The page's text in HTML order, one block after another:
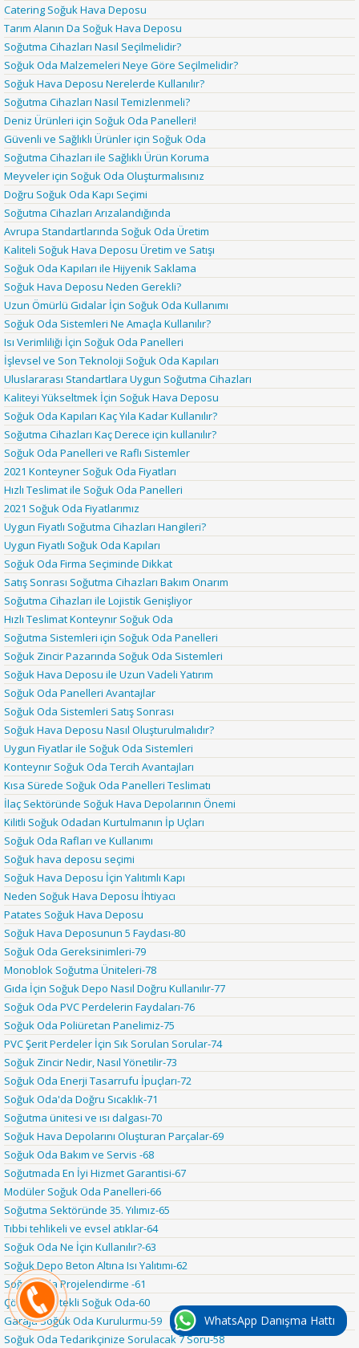
Catering Soğuk Hava Deposu
Tarım Alanın Da Soğuk Hava Deposu
Soğutma Cihazları Nasıl Seçilmelidir?
Soğuk Oda Malzemeleri Neye Göre Seçilmelidir?
Soğuk Hava Deposu Nerelerde Kullanılır?
Soğutma Cihazları Nasıl Temizlenmeli?
Deniz Ürünleri için Soğuk Oda Panelleri!
Güvenli ve Sağlıklı Ürünler için Soğuk Oda
Soğutma Cihazları ile Sağlıklı Ürün Koruma
Meyveler için Soğuk Oda Oluşturmalısınız
Doğru Soğuk Oda Kapı Seçimi
Soğutma Cihazları Arızalandığında
Avrupa Standartlarında Soğuk Oda Üretim
Kaliteli Soğuk Hava Deposu Üretim ve Satışı
Soğuk Oda Kapıları ile Hijyenik Saklama
Soğuk Hava Deposu Neden Gerekli?
Uzun Ömürlü Gıdalar İçin Soğuk Oda Kullanımı
Soğuk Oda Sistemleri Ne Amaçla Kullanılır?
Isı Verimliliği İçin Soğuk Oda Panelleri
İşlevsel ve Son Teknoloji Soğuk Oda Kapıları
Uluslararası Standartlara Uygun Soğutma Cihazları
Kaliteyi Yükseltmek İçin Soğuk Hava Deposu
Soğuk Oda Kapıları Kaç Yıla Kadar Kullanılır?
Soğutma Cihazları Kaç Derece için kullanılır?
Soğuk Oda Panelleri ve Raflı Sistemler
2021 Konteyner Soğuk Oda Fiyatları
Hızlı Teslimat ile Soğuk Oda Panelleri
2021 Soğuk Oda Fiyatlarımız
Uygun Fiyatlı Soğutma Cihazları Hangileri?
Uygun Fiyatlı Soğuk Oda Kapıları
Soğuk Oda Firma Seçiminde Dikkat
Satış Sonrası Soğutma Cihazları Bakım Onarım
Soğutma Cihazları ile Lojistik Genişliyor
Hızlı Teslimat Konteynır Soğuk Oda
Soğutma Sistemleri için Soğuk Oda Panelleri
Soğuk Zincir Pazarında Soğuk Oda Sistemleri
Soğuk Hava Deposu ile Uzun Vadeli Yatırım
Soğuk Oda Panelleri Avantajlar
Soğuk Oda Sistemleri Satış Sonrası
Soğuk Hava Deposu Nasıl Oluşturulmalıdır?
Uygun Fiyatlar ile Soğuk Oda Sistemleri
Konteynır Soğuk Oda Tercih Avantajları
Kısa Sürede Soğuk Oda Panelleri Teslimatı
İlaç Sektöründe Soğuk Hava Depolarının Önemi
Kilitli Soğuk Odadan Kurtulmanın İp Uçları
Soğuk Oda Rafları ve Kullanımı
Soğuk hava deposu seçimi
Soğuk Hava Deposu İçin Yalıtımlı Kapı
Neden Soğuk Hava Deposu İhtiyacı
Patates Soğuk Hava Deposu
Soğuk Hava Deposunun 5 Faydası-80
Soğuk Oda Gereksinimleri-79
Monoblok Soğutma Üniteleri-78
Gıda İçin Soğuk Depo Nasıl Doğru Kullanılır-77
Soğuk Oda PVC Perdelerin Faydaları-76
Soğuk Oda Poliüretan Panelimiz-75
PVC Şerit Perdeler İçin Sık Sorulan Sorular-74
Soğuk Zincir Nedir, Nasıl Yönetilir-73
Soğuk Oda Enerji Tasarrufu İpuçları-72
Soğuk Oda'da Doğru Sıcaklık-71
Soğutma ünitesi ve ısı dalgası-70
Soğuk Hava Depolarını Oluşturan Parçalar-69
Soğuk Oda Bakım ve Servis -68
Soğutmada En İyi Hizmet Garantisi-67
Modüler Soğuk Oda Panelleri-66
Soğutma Sektöründe 35. Yılımız-65
Tıbbi tehlikeli ve evsel atıklar-64
Soğuk Oda Ne İçin Kullanılır?-63
Soğuk Depo Beton Altına Isı Yalıtımı-62
Soğuk Oda Projelendirme -61
Çözüm Destekli Soğuk Oda-60
Garaja Soğuk Oda Kurulurmu-59
Soğuk Oda Tedarikçinize Sorulacak 7 Soru-58
WhatsApp Danışma Hattı